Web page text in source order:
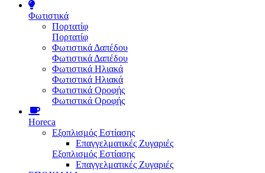
Φωτιστικά
Πορτατίφ
Πορτατίφ
Φωτιστικά Δαπέδου
Φωτιστικά Δαπέδου
Φωτιστικά Ηλιακά
Φωτιστικά Ηλιακά
Φωτιστικά Οροφής
Φωτιστικά Οροφής
Horeca
Εξοπλισμός Εστίασης
Επαγγελματικές Ζυγαριές
Εξοπλισμός Εστίασης
Επαγγελματικές Ζυγαριές